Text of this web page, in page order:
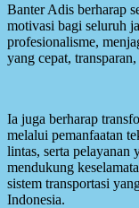
Banter Adis berharap
motivasi bagi seluruh
profesionalisme,
yang cepat,
Ia juga berharap
melalui pemanfaatan
lintas, serta pelayanan
mendukung
sistem transportasi
Indonesia.